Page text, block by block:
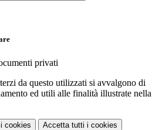
privati
da questo utilizzati si avvalgono di
ed utili alle finalità illustrate nella
i cookies Accetta tutti i cookies